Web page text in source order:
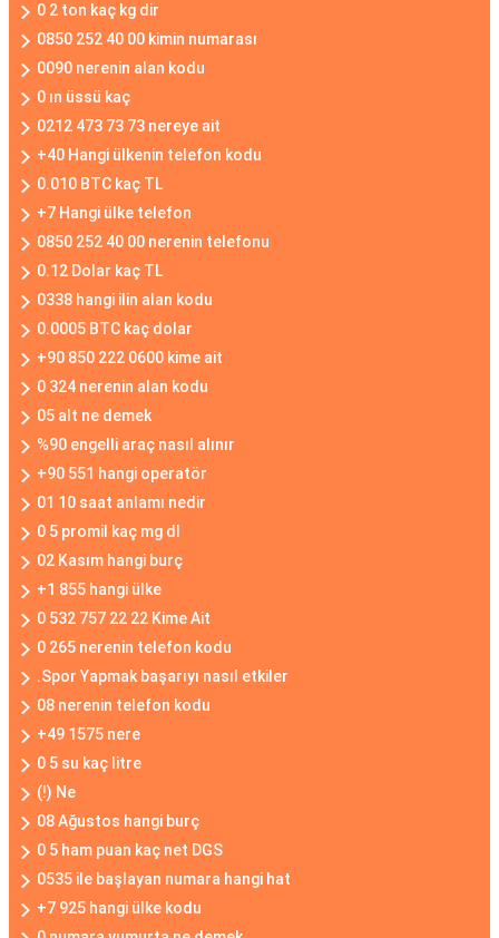
0 2 ton kaç kg dir
0850 252 40 00 kimin numarası
0090 nerenin alan kodu
0 ın üssü kaç
0212 473 73 73 nereye ait
+40 Hangi ülkenin telefon kodu
0.010 BTC kaç TL
+7 Hangi ülke telefon
0850 252 40 00 nerenin telefonu
0.12 Dolar kaç TL
0338 hangi ilin alan kodu
0.0005 BTC kaç dolar
+90 850 222 0600 kime ait
0 324 nerenin alan kodu
05 alt ne demek
%90 engelli araç nasıl alınır
+90 551 hangi operatör
01 10 saat anlamı nedir
0 5 promil kaç mg dl
02 Kasım hangi burç
+1 855 hangi ülke
0 532 757 22 22 Kime Ait
0 265 nerenin telefon kodu
.Spor Yapmak başarıyı nasıl etkiler
08 nerenin telefon kodu
+49 1575 nere
0 5 su kaç litre
(!) Ne
08 Ağustos hangi burç
0 5 ham puan kaç net DGS
0535 ile başlayan numara hangi hat
+7 925 hangi ülke kodu